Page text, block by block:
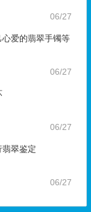
06/27
爱的翡翠手镯等
06/27
06/27
翠鉴定
06/27